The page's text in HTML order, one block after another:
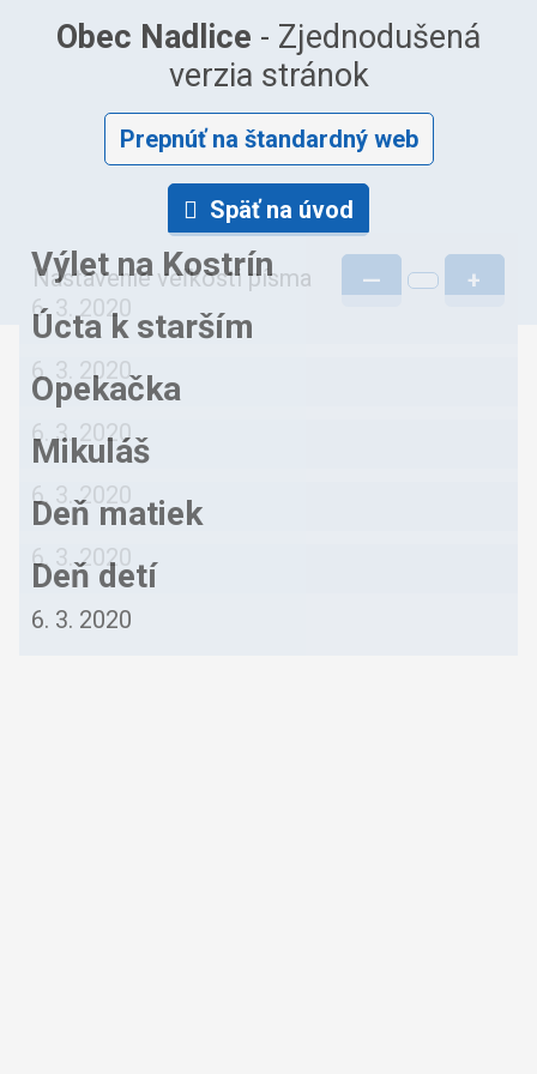
Obec Nadlice - Zjednodušená
verzia stránok
Prepnúť na štandardný web
Späť na úvod
Nastavenie veľkosti písma — +
Výlet na Kostrín
6. 3. 2020
Úcta k starším
6. 3. 2020
Opekačka
6. 3. 2020
Mikuláš
6. 3. 2020
Deň matiek
6. 3. 2020
Deň detí
6. 3. 2020